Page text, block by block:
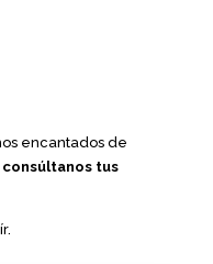
encantados de
consúltanos tus